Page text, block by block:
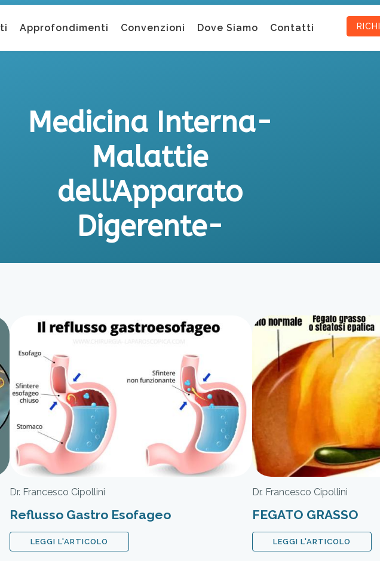
Approfondimenti Convenzioni Dove Siamo Contatti
Medicina Interna-
Malattie
dell'Apparato
Digerente-
Dr. Francesco Cipollini
Reflusso Gastro Esofageo
LEGGI L'ARTICOLO
Dr. Francesco Cipollini
FEGATO GRASSO
LEGGI L'ARTICOLO